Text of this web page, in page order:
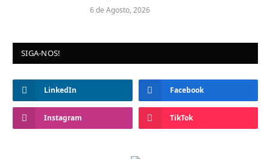
6 de Agosto, 2026
SIGA-NOS!
LinkedIn Facebook
Instagram TikTok